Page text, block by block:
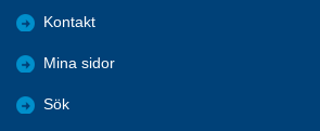
Kontakt
Mina sidor
Sök